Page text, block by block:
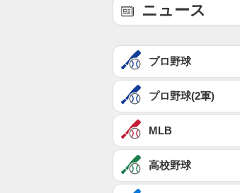
ニュース
プロ野球
プロ野球(2軍)
MLB
高校野球